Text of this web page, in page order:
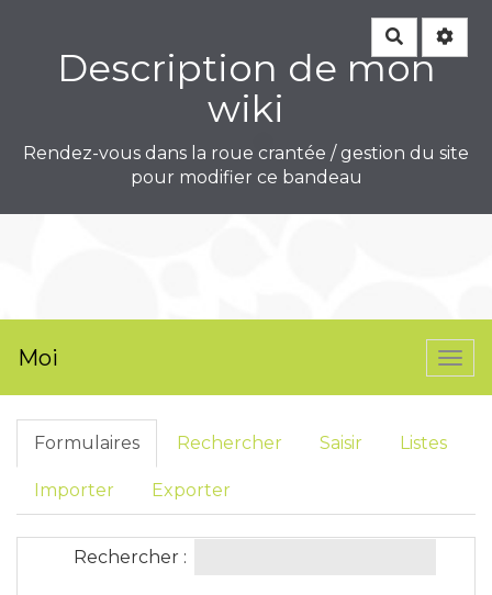
Rechercher
Description de mon
wiki
Rendez-vous dans la roue crantée / gestion du site
pour modifier ce bandeau
Moi
Formulaires Rechercher Saisir Listes
Importer Exporter
Rechercher :